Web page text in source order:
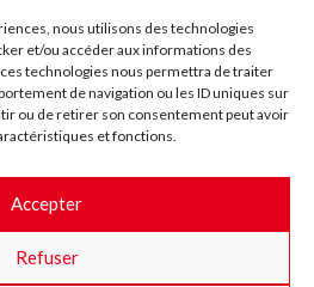
nous utilisons des technologies
et/ou accéder aux informations des
technologies nous permettra de traiter
de navigation ou les ID uniques sur
ou de retirer son consentement peut avoir
et fonctions.
Accepter
Refuser
Plan du site
Contact
Crédits
marchés publics
& Améliorations